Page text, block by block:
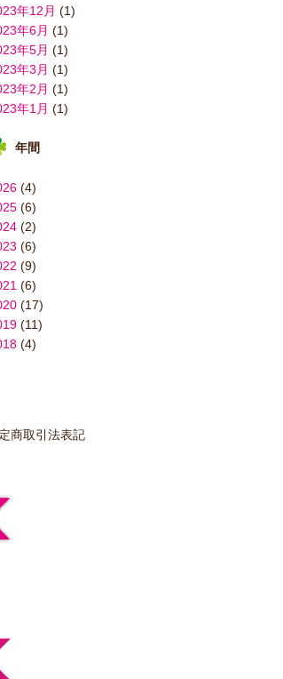
年12月 (1)
年6月 (1)
年5月 (1)
年3月 (1)
年2月 (1)
年1月 (1)
年間
(4)
(6)
(2)
(6)
(9)
(6)
(17)
(11)
(4)
商取引法表記